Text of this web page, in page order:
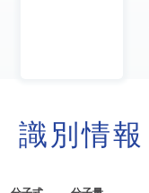
識別情報